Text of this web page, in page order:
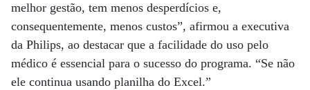
melhor gestão, tem menos desperdícios e,
consequentemente, menos custos”, afirmou a executiva
da Philips, ao destacar que a facilidade do uso pelo
médico é essencial para o sucesso do programa. “Se não
ele continua usando planilha do Excel.”